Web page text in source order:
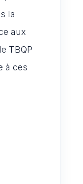
la
aux
TBQP
à ces